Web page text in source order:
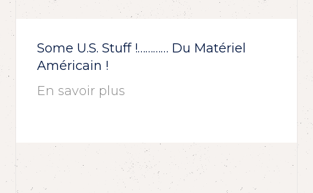
Some U.S. Stuff !………… Du Matériel
Américain !
En savoir plus